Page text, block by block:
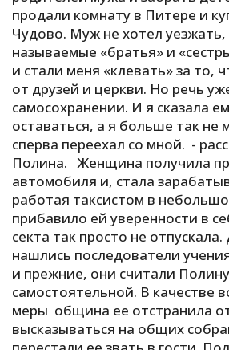
продали комнату в Питере и
Чудово. Муж не хотел уезжать,
называемые «братья» и
и стали меня «клевать» за то,
от друзей и церкви. Но речь
самосохранении. И я сказала
оставаться, а я больше так не
сперва переехал со мной. -
Полина. Женщина получила
автомобиля и, стала
работая таксистом в
прибавило ей уверенности в
секта так просто не
нашлись последователи
и прежние, они считали
самостоятельной. В качестве
меры община ее отстранила
высказываться на общих